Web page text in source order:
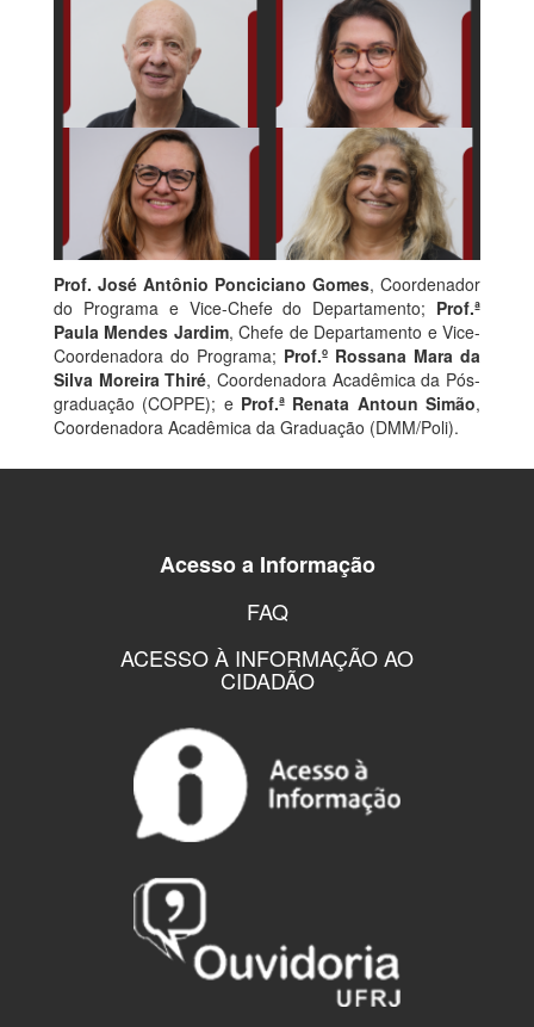
Prof. José Antônio Ponciciano Gomes, Coordenador
do Programa e Vice-Chefe do Departamento; Prof.ª
Paula Mendes Jardim, Chefe de Departamento e Vice-
Coordenadora do Programa; Prof.º Rossana Mara da
Silva Moreira Thiré, Coordenadora Acadêmica da Pós-
graduação (COPPE); e Prof.ª Renata Antoun Simão,
Coordenadora Acadêmica da Graduação (DMM/Poli).
Acesso a Informação
FAQ
ACESSO À INFORMAÇÃO AO
CIDADÃO